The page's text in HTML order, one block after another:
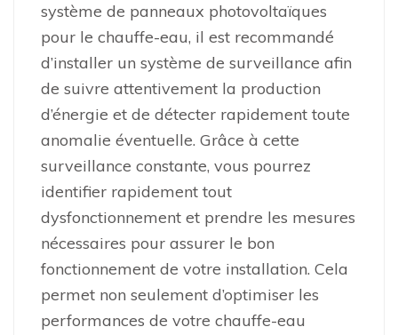
système de panneaux photovoltaïques
pour le chauffe-eau, il est recommandé
d’installer un système de surveillance afin
de suivre attentivement la production
d’énergie et de détecter rapidement toute
anomalie éventuelle. Grâce à cette
surveillance constante, vous pourrez
identifier rapidement tout
dysfonctionnement et prendre les mesures
nécessaires pour assurer le bon
fonctionnement de votre installation. Cela
permet non seulement d’optimiser les
performances de votre chauffe-eau